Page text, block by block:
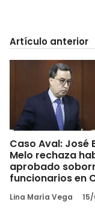
Artículo anterior
Caso Aval: José
Melo rechaza
aprobado
funcionarios en
Lina María Vega